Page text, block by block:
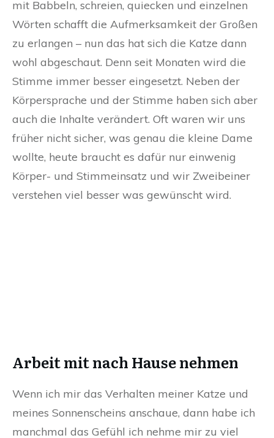
mit Babbeln, schreien, quiecken und einzelnen
Wörten schafft die Aufmerksamkeit der Großen
zu erlangen – nun das hat sich die Katze dann
wohl abgeschaut. Denn seit Monaten wird die
Stimme immer besser eingesetzt. Neben der
Körpersprache und der Stimme haben sich aber
auch die Inhalte verändert. Oft waren wir uns
früher nicht sicher, was genau die kleine Dame
wollte, heute braucht es dafür nur einwenig
Körper- und Stimmeinsatz und wir Zweibeiner
verstehen viel besser was gewünscht wird.
Arbeit mit nach Hause nehmen
Wenn ich mir das Verhalten meiner Katze und
meines Sonnenscheins anschaue, dann habe ich
manchmal das Gefühl ich nehme mir zu viel